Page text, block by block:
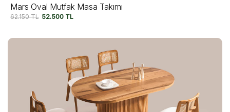
Mars Oval Mutfak Masa Takımı
62.150TL 52.500 TL